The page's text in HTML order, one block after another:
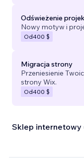
Odświeżenie
Nowy motyw i
Od400 $
Migracja strony
Przeniesienie
strony Wix.
Od400 $
Sklep internetowy